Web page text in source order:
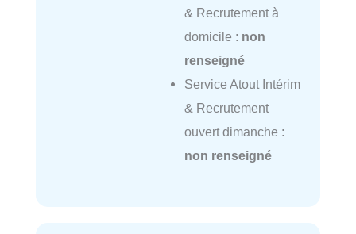
& Recrutement à
domicile : non
renseigné
Service Atout Intérim
& Recrutement
ouvert dimanche :
non renseigné